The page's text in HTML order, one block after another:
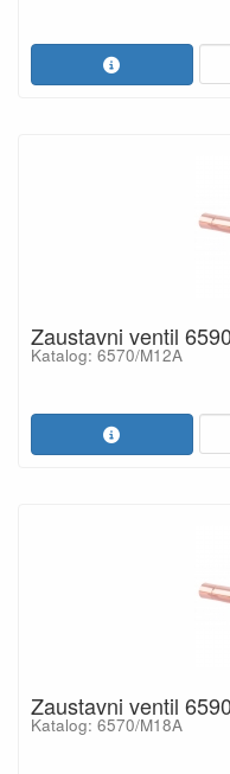
Zaustavni ventil
Katalog: 6570/M12A
Zaustavni ventil
Katalog: 6570/M18A